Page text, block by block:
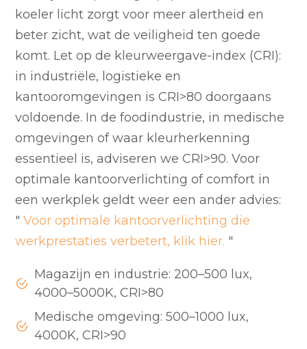
koeler licht zorgt voor meer alertheid en
beter zicht, wat de veiligheid ten goede
komt. Let op de kleurweergave-index (CRI):
in industriële, logistieke en
kantooromgevingen is CRI>80 doorgaans
voldoende. In de foodindustrie, in medische
omgevingen of waar kleurherkenning
essentieel is, adviseren we CRI>90. Voor
optimale kantoorverlichting of comfort in
een werkplek geldt weer een ander advies:
" Voor optimale kantoorverlichting die
werkprestaties verbetert, klik hier. "
Magazijn en industrie: 200–500 lux,
4000–5000K, CRI>80
Medische omgeving: 500–1000 lux,
4000K, CRI>90